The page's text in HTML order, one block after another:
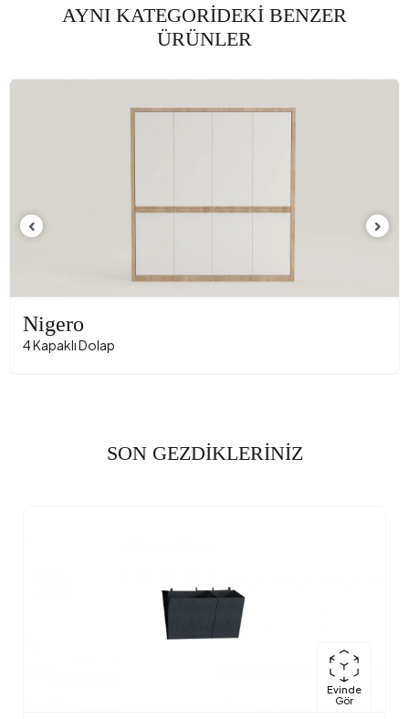
AYNI KATEGORİDEKİ BENZER
ÜRÜNLER
Nigero
4 Kapaklı Dolap
SON GEZDİKLERİNİZ
Evinde
Gör